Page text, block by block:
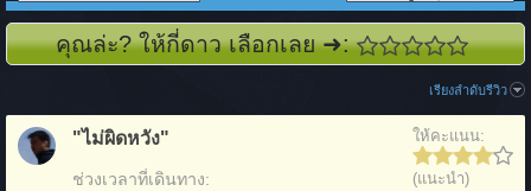
คุณล่ะ? ให้กี่ดาว เลือกเลย ➜:
เรียงลำดับรีวิว
ให้คะแนน:
(แนะนำ)
"ไม่ผิดหวัง"
ช่วงเวลาที่เดินทาง: